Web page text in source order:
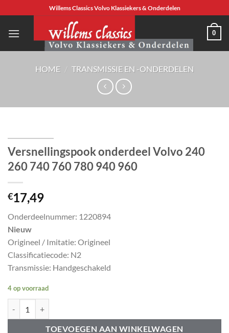
naar
inhoud
Willems Classics Volvo Klassiekers & Onderdelen
0
HOME / TRANSMISSIE EN -ONDERDELEN
Versnellingspook onderdeel Volvo 240
260 740 760 780 940 960
€17,49
Onderdeelnummer: 1220894
Nieuw
Origineel / Imitatie: Origineel
Classificatiecode: N2
Transmissie: Handgeschakeld
4 op voorraad
TOEVOEGEN AAN WINKELWAGEN